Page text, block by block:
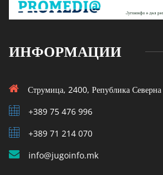
ИНФОРМАЦИИ
Струмица, 2400, Република Северна
+389 75 476 996
+389 71 214 070
info@jugoinfo.mk